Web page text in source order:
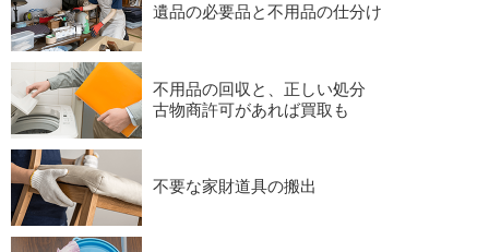
遺品の必要品と不用品の仕分け
不用品の回収と、正しい処分
古物商許可があれば買取も
不要な家財道具の搬出